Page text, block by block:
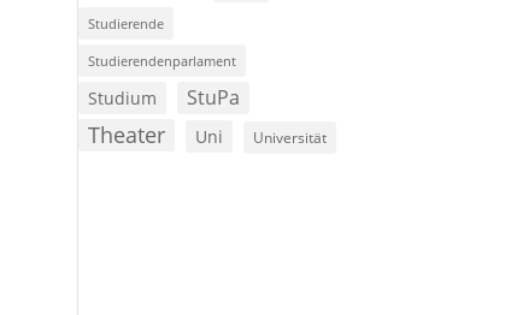
Studierende
Studierendenparlament
Studium StuPa
Theater Uni Universität